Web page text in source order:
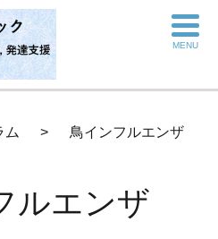
MENU
ム 鳥インフルエンザ
ルエンザ